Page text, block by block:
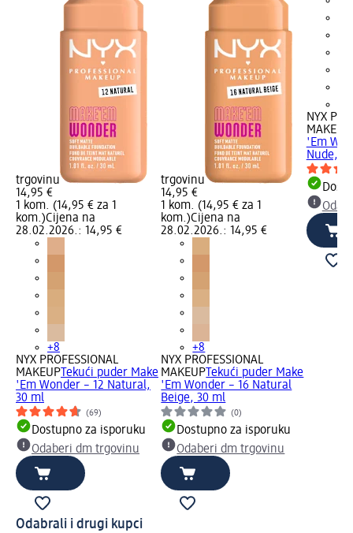
trgovinu
14,95 €
1 kom. (14,95 € za 1
kom.)Cijena na
28.02.2026.: 14,95 €
+8
NYX PROFESSIONAL
MAKEUPTekući puder Make
'Em Wonder – 12 Natural,
30 ml
(69)
Dostupno za isporuku
Odaberi dm trgovinu
trgovinu
14,95 €
1 kom. (14,95 € za 1
kom.)Cijena na
28.02.2026.: 14,95 €
+8
NYX PROFESSIONAL
MAKEUPTekući puder Make
'Em Wonder – 16 Natural
Beige, 30 ml
(0)
Dostupno za isporuku
Odaberi dm trgovinu
NYX
MAKEUP
'Em
Nude,
Odabrali i drugi kupci